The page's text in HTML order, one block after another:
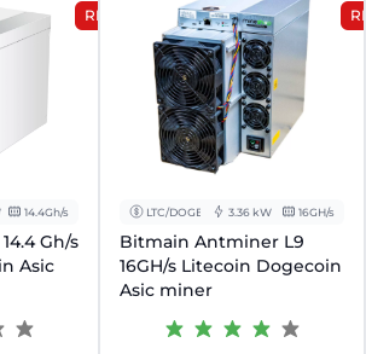
2-5 dagar
REA
14.4Gh/s
Gh/s
Asic
LTC/DOGE 3.36 kW 16GH/s
Bitmain Antminer L9
16GH/s Litecoin Dogecoin
Asic miner